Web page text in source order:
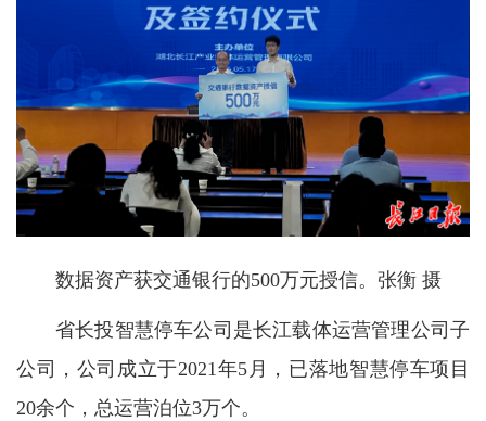
数据资产获交通银行的500万元授信。张衡 摄
省长投智慧停车公司是长江载体运营管理公司子
公司，公司成立于2021年5月，已落地智慧停车项目
20余个，总运营泊位3万个。